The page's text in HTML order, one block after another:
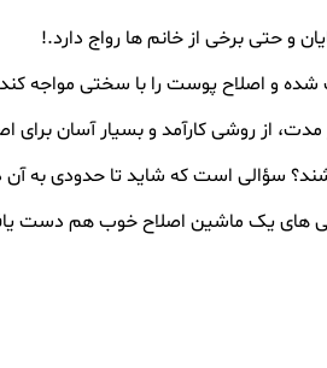
و حتی برخی از خانم ها رواج دارد.!
شده و اصلاح پوست را با سختی مواجه
از روشی کارآمد و بسیار آسان برای
سؤالی است که شاید تا حدودی به
های یک ماشین اصلاح خوب هم دست